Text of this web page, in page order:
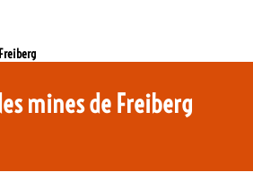
mines de Freiberg